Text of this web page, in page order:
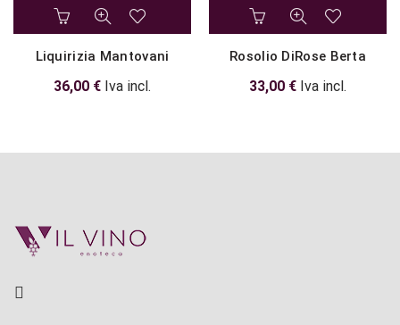
Liquirizia Mantovani
36,00 € Iva incl.
Rosolio DiRose Berta
33,00 € Iva incl.